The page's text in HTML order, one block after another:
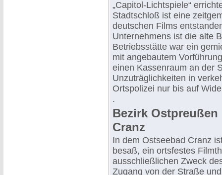
„Capitol-Lichtspiele“
Stadtschloß ist eine
deutschen Films
Unternehmens ist die alte
Betriebsstätte war ein
mit angebautem
einen Kassenraum an der
Unzuträglichkeiten in
Ortspolizei nur bis auf
.
Bezirk Ostpreußen
Cranz
In dem Ostseebad Cranz
besaß, ein ortsfestes
ausschließlichen Zweck
Zugang von der Straße